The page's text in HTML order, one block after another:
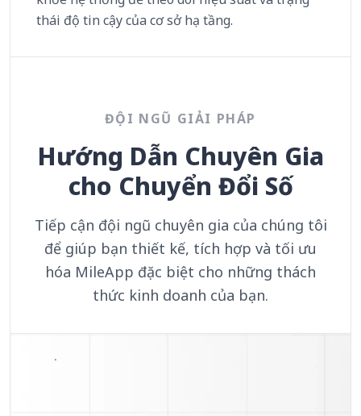
thái độ tin cậy của cơ sở hạ tầng.
ĐỘI NGŨ GIẢI PHÁP
Hướng Dẫn Chuyên Gia
cho Chuyển Đổi Số
Tiếp cận đội ngũ chuyên gia của chúng tôi
để giúp bạn thiết kế, tích hợp và tối ưu
hóa MileApp đặc biệt cho những thách
thức kinh doanh của bạn.